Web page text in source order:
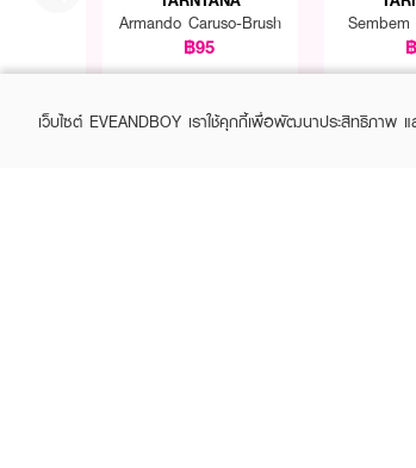
Armando Caruso-Brush
฿95
Sembem
เว็บไซต์ EVEANDBOY เราใช้คุกกี้เพื่อพัฒนาประสิทธิภาพ